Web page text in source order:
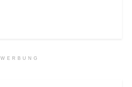
WERBUNG